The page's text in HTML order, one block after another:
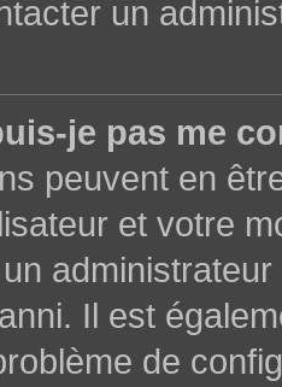
un
je pas me
peuvent en
et votre
Il est
de